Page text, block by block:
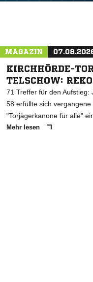
MAGAZIN
KIRCHHÖRDE-
TELSCHOW:
71 Treffer für den Aufstieg:
58 erfüllte sich
"Torjägerkanone für alle"
Mehr lesen